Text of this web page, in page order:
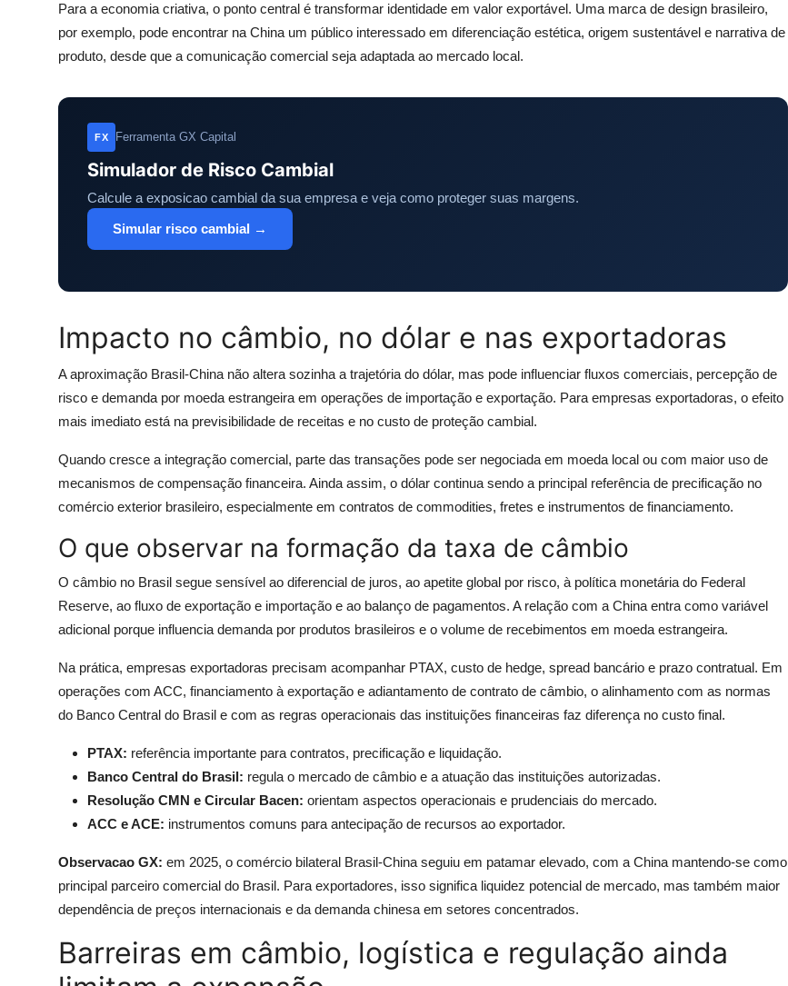
Para a economia criativa, o ponto central é transformar identidade em valor exportável. Uma marca de design brasileiro,
por exemplo, pode encontrar na China um público interessado em diferenciação estética, origem sustentável e narrativa de
produto, desde que a comunicação comercial seja adaptada ao mercado local.
FX Ferramenta GX Capital
Simulador de Risco Cambial
Calcule a exposicao cambial da sua empresa e veja como proteger suas margens.
Simular risco cambial →
Impacto no câmbio, no dólar e nas exportadoras
A aproximação Brasil-China não altera sozinha a trajetória do dólar, mas pode influenciar fluxos comerciais, percepção de
risco e demanda por moeda estrangeira em operações de importação e exportação. Para empresas exportadoras, o efeito
mais imediato está na previsibilidade de receitas e no custo de proteção cambial.
Quando cresce a integração comercial, parte das transações pode ser negociada em moeda local ou com maior uso de
mecanismos de compensação financeira. Ainda assim, o dólar continua sendo a principal referência de precificação no
comércio exterior brasileiro, especialmente em contratos de commodities, fretes e instrumentos de financiamento.
O que observar na formação da taxa de câmbio
O câmbio no Brasil segue sensível ao diferencial de juros, ao apetite global por risco, à política monetária do Federal
Reserve, ao fluxo de exportação e importação e ao balanço de pagamentos. A relação com a China entra como variável
adicional porque influencia demanda por produtos brasileiros e o volume de recebimentos em moeda estrangeira.
Na prática, empresas exportadoras precisam acompanhar PTAX, custo de hedge, spread bancário e prazo contratual. Em
operações com ACC, financiamento à exportação e adiantamento de contrato de câmbio, o alinhamento com as normas
do Banco Central do Brasil e com as regras operacionais das instituições financeiras faz diferença no custo final.
PTAX: referência importante para contratos, precificação e liquidação.
Banco Central do Brasil: regula o mercado de câmbio e a atuação das instituições autorizadas.
Resolução CMN e Circular Bacen: orientam aspectos operacionais e prudenciais do mercado.
ACC e ACE: instrumentos comuns para antecipação de recursos ao exportador.
Observacao GX: em 2025, o comércio bilateral Brasil-China seguiu em patamar elevado, com a China mantendo-se como
principal parceiro comercial do Brasil. Para exportadores, isso significa liquidez potencial de mercado, mas também maior
dependência de preços internacionais e da demanda chinesa em setores concentrados.
Barreiras em câmbio, logística e regulação ainda